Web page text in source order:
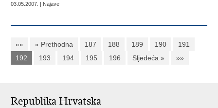
03.05.2007. | Najave
«« « Prethodna 187 188 189 190
191
192
193 194 195 196 Sljedeća » »»
Republika Hrvatska